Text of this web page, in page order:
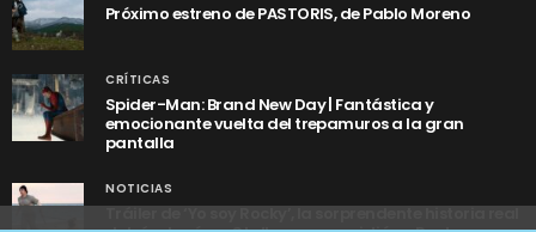
Próximo estreno de PASTORIS, de Pablo Moreno
CRÍTICAS
Spider-Man: Brand New Day | Fantástica y
emocionante vuelta del trepamuros a la gran
pantalla
NOTICIAS
Tráiler de ‘Yo soy Rocky’, la sorprendente historia real